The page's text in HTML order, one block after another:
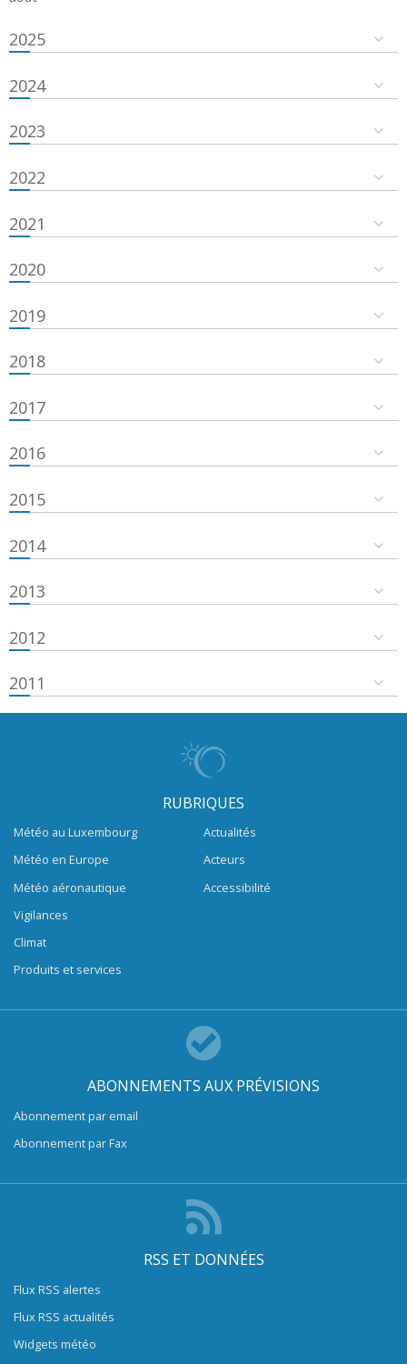
2025
2024
2023
2022
2021
2020
2019
2018
2017
2016
2015
2014
2013
2012
2011
RUBRIQUES
Météo au Luxembourg
Météo en Europe
Météo aéronautique
Vigilances
Climat
Produits et services
Actualités
Acteurs
Accessibilité
ABONNEMENTS AUX PRÉVISIONS
Abonnement par email
Abonnement par Fax
RSS ET DONNÉES
Flux RSS alertes
Flux RSS actualités
Widgets météo